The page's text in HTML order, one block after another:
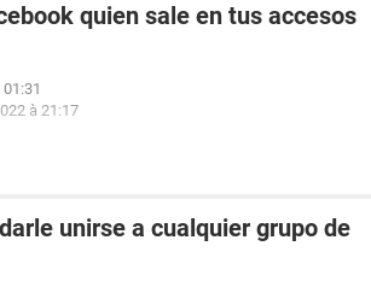
quien sale en tus accesos
à 21:17
unirse a cualquier grupo de